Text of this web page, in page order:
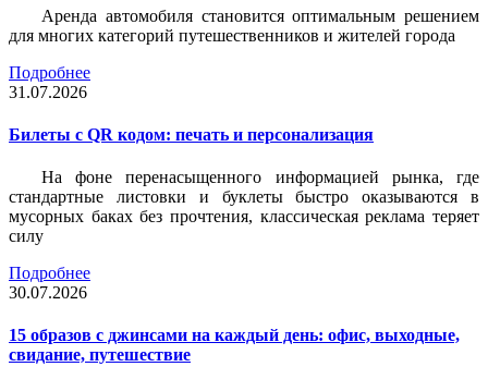
Аренда автомобиля становится оптимальным решением
для многих категорий путешественников и жителей города
Подробнее
31.07.2026
Билеты c QR кодом: печать и персонализация
На фоне перенасыщенного информацией рынка, где
стандартные листовки и буклеты быстро оказываются в
мусорных баках без прочтения, классическая реклама теряет
силу
Подробнее
30.07.2026
15 образов с джинсами на каждый день: офис, выходные,
свидание, путешествие